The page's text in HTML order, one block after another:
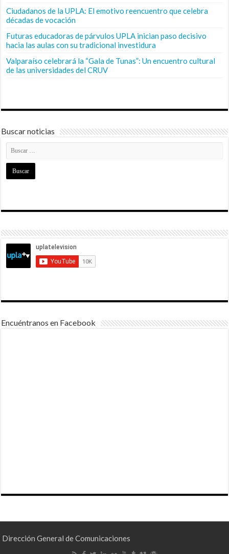
Ciudadanos de la UPLA: El emotivo reencuentro que celebra
décadas de vocación
Futuras educadoras de párvulos UPLA inician paso decisivo
hacia las aulas con su tradicional investidura
Valparaíso celebrará la “Gala de Tunas”: Un encuentro cultural
de las universidades del CRUV
Buscar noticias
Encuéntranos en Facebook
Dirección General de Comunicaciones